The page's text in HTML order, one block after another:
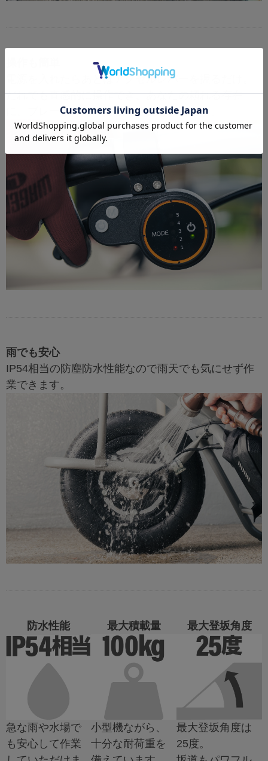
電源を入れたらあとはアクセルレバーを握るだけ。
だれでも直感的に操作でき、あなたの頼れる存在
に。ブレーキレバー搭載で停止も安心です。
雨でも安心
IP54相当の防塵防水性能なので雨天でも気にせず作
業できます。
防水性能 最大積載量 最大登坂角度
急な雨や水場で
も安心して作業
小型機ながら、
十分な耐荷重を
最大登坂角度は
25度。